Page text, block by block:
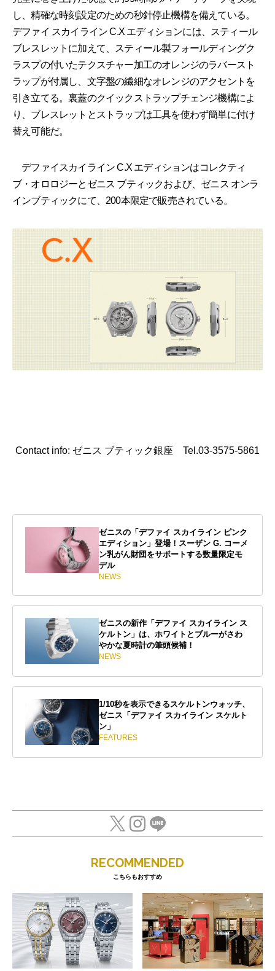
し、精確な時刻設定のための秒針停止機構を備えている。
デファイ スカイライン C.X エディションには、スティール
ブレスレットに加えて、スティール製フォールディングク
ラスプの付いたテクスチャー加工のオレンジのラバースト
ラップが付属し、文字盤の繊細なオレンジのアクセントを
引き立てる。裏蓋のクイックストラップチェンジ機構によ
り、ブレスレットとストラップは工具を使わず簡単に付け
替え可能だ。
デファイスカイライン C.X エディションはコレクティ
ブ・オロロジーとゼニス ブティックおよび、ゼニス オンラ
インブティックにて、200本限定で販売されている。
Contact info: ゼニス ブティック銀座 Tel.03-3575-5861
ゼニスの「デファイ スカイライン ピンク
エディション」登場！スーザン G. コーメ
ン乳がん財団をサポートする数量限定モ
デル
NEWS
ゼニスの新作「デファイ スカイライン ス
ケルトン」は、ホワイトとブルーがさわ
やかな夏時計の筆頭候補！
NEWS
1/10秒を表示できるスケルトンウォッチ、
ゼニス「デファイ スカイライン スケルト
ン」
FEATURES
RECOMMENDED
こちらもおすすめ